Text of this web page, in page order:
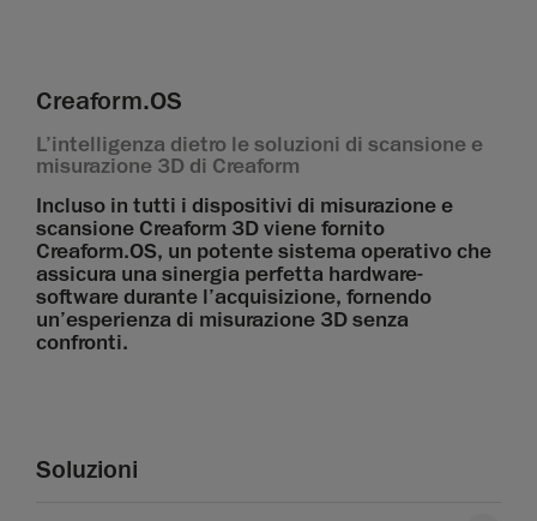
Creaform.OS
L’intelligenza dietro le soluzioni di scansione e
misurazione 3D di Creaform
Incluso in tutti i dispositivi di misurazione e
scansione Creaform 3D viene fornito
Creaform.OS, un potente sistema operativo che
assicura una sinergia perfetta hardware-
software durante l’acquisizione, fornendo
un’esperienza di misurazione 3D senza
confronti.
Soluzioni